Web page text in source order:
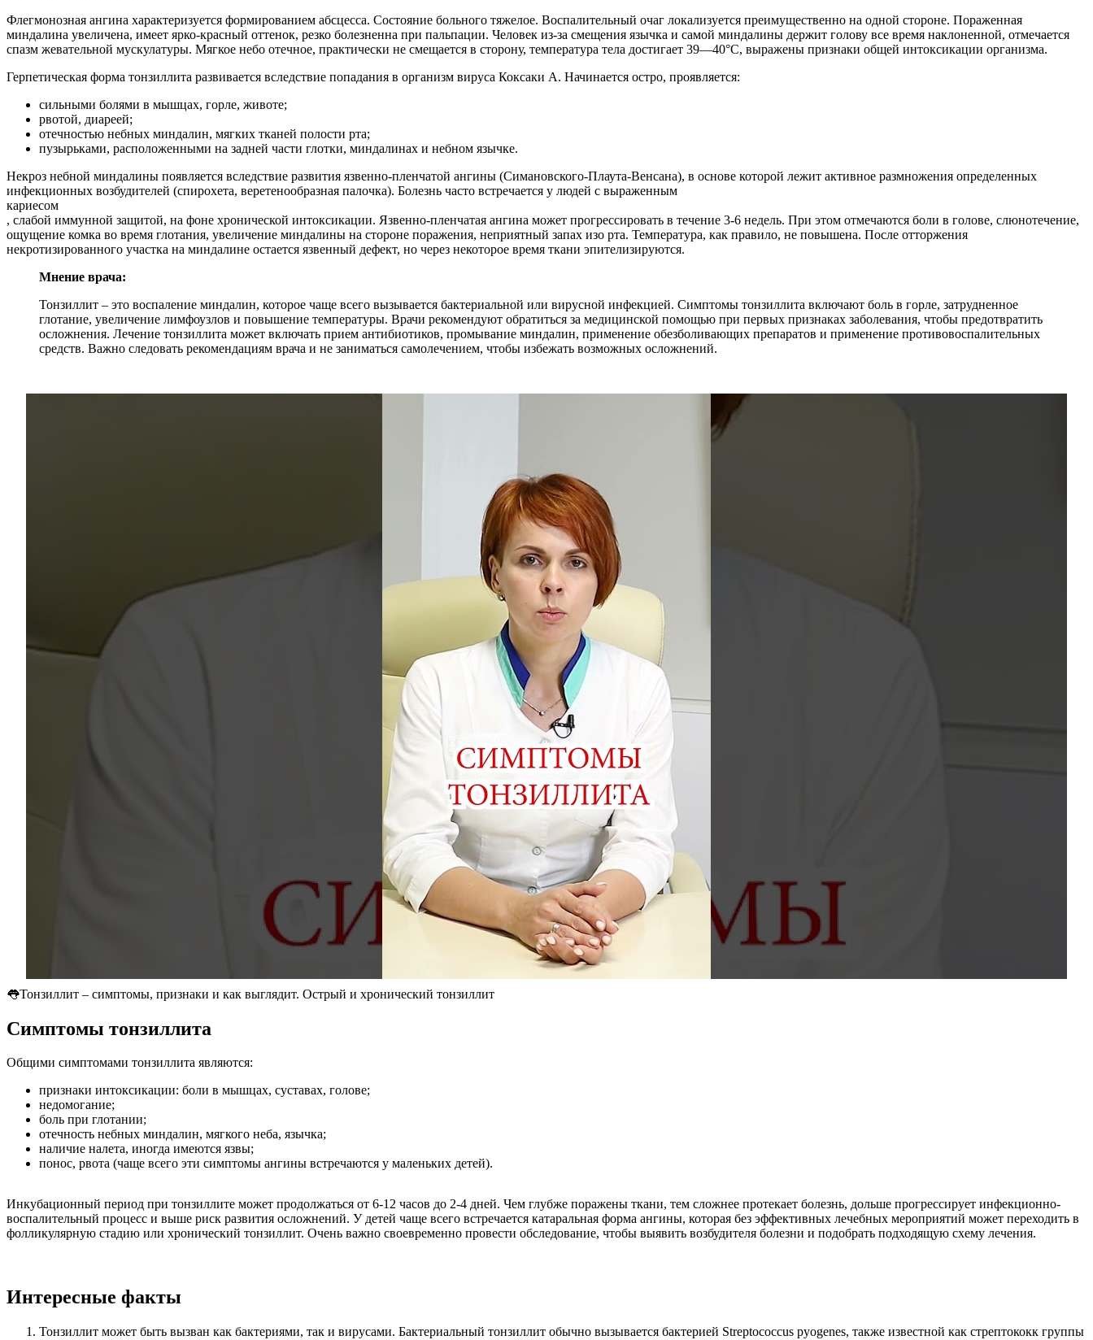
Флегмонозная ангина характеризуется формированием абсцесса. Состояние больного тяжелое. Воспалительный очаг локализуется преимущественно на одной стороне. Пораженная
миндалина увеличена, имеет ярко-красный оттенок, резко болезненна при пальпации. Человек из-за смещения язычка и самой миндалины держит голову все время наклоненной, отмечается
спазм жевательной мускулатуры. Мягкое небо отечное, практически не смещается в сторону, температура тела достигает 39—40°C, выражены признаки общей интоксикации организма.
Герпетическая форма тонзиллита развивается вследствие попадания в организм вируса Коксаки А. Начинается остро, проявляется:
сильными болями в мышцах, горле, животе;
рвотой, диареей;
отечностью небных миндалин, мягких тканей полости рта;
пузырьками, расположенными на задней части глотки, миндалинах и небном язычке.
Некроз небной миндалины появляется вследствие развития язвенно-пленчатой ангины (Симановского-Плаута-Венсана), в основе которой лежит активное размножения определенных
инфекционных возбудителей (спирохета, веретенообразная палочка). Болезнь часто встречается у людей с выраженным
кариесом
, слабой иммунной защитой, на фоне хронической интоксикации. Язвенно-пленчатая ангина может прогрессировать в течение 3-6 недель. При этом отмечаются боли в голове, слюнотечение,
ощущение комка во время глотания, увеличение миндалины на стороне поражения, неприятный запах изо рта. Температура, как правило, не повышена. После отторжения
некротизированного участка на миндалине остается язвенный дефект, но через некоторое время ткани эпителизируются.
Мнение врача:
Тонзиллит – это воспаление миндалин, которое чаще всего вызывается бактериальной или вирусной инфекцией. Симптомы тонзиллита включают боль в горле, затрудненное
глотание, увеличение лимфоузлов и повышение температуры. Врачи рекомендуют обратиться за медицинской помощью при первых признаках заболевания, чтобы предотвратить
осложнения. Лечение тонзиллита может включать прием антибиотиков, промывание миндалин, применение обезболивающих препаратов и применение противовоспалительных
средств. Важно следовать рекомендациям врача и не заниматься самолечением, чтобы избежать возможных осложнений.
👅Тонзиллит – симптомы, признаки и как выглядит. Острый и хронический тонзиллит
Симптомы тонзиллита
Общими симптомами тонзиллита являются:
признаки интоксикации: боли в мышцах, суставах, голове;
недомогание;
боль при глотании;
отечность небных миндалин, мягкого неба, язычка;
наличие налета, иногда имеются язвы;
понос, рвота (чаще всего эти симптомы ангины встречаются у маленьких детей).
Инкубационный период при тонзиллите может продолжаться от 6-12 часов до 2-4 дней. Чем глубже поражены ткани, тем сложнее протекает болезнь, дольше прогрессирует инфекционно-
воспалительный процесс и выше риск развития осложнений. У детей чаще всего встречается катаральная форма ангины, которая без эффективных лечебных мероприятий может переходить в
фолликулярную стадию или хронический тонзиллит. Очень важно своевременно провести обследование, чтобы выявить возбудителя болезни и подобрать подходящую схему лечения.
Интересные факты
Тонзиллит может быть вызван как бактериями, так и вирусами. Бактериальный тонзиллит обычно вызывается бактерией Streptococcus pyogenes, также известной как стрептококк группы